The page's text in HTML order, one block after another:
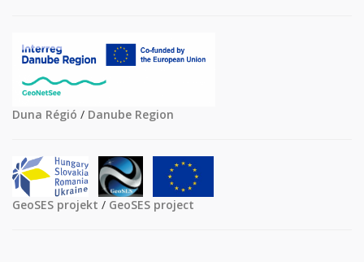
Duna Régió / Danube Region
GeoSES projekt / GeoSES project